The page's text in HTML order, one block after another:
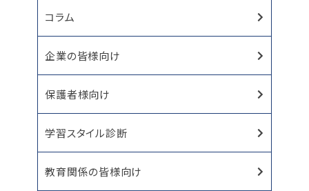
コラム
企業の皆様向け
保護者様向け
学習スタイル診断
教育関係の皆様向け